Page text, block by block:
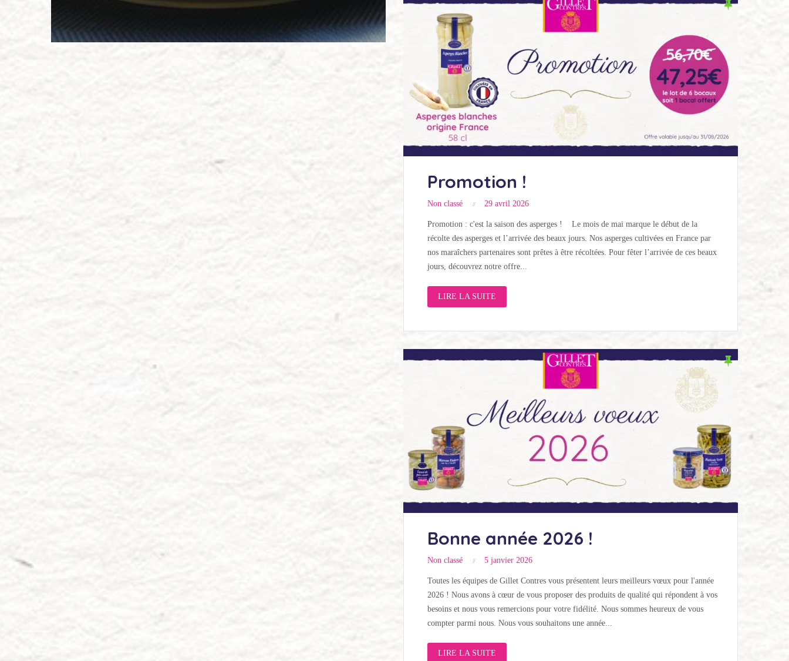
Promotion !
Non classé 29 avril 2026
Promotion : c'est la saison des asperges ! Le mois de mai marque le début de la
récolte des asperges et l’arrivée des beaux jours. Nos asperges cultivées en France par
nos maraîchers partenaires sont prêtes à être récoltées. Pour fêter l’arrivée de ces beaux
jours, découvrez notre offre...
LIRE LA SUITE
Bonne année 2026 !
Non classé 5 janvier 2026
Toutes les équipes de Gillet Contres vous présentent leurs meilleurs vœux pour l'année
2026 ! Nous avons à cœur de vous proposer des produits de qualité qui répondent à vos
besoins et nous vous remercions pour votre fidélité. Nous sommes heureux de vous
compter parmi nous. Nous vous souhaitons une année...
LIRE LA SUITE